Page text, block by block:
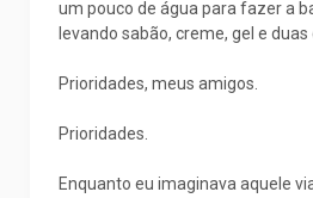
um pouco de água para fazer a
levando sabão, creme, gel e
Prioridades, meus amigos.
Prioridades.
Enquanto eu imaginava aquele